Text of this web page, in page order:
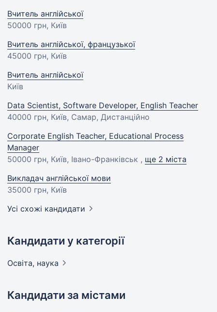
Вчитель англійської
50000 грн, Київ
Вчитель англійської, французької
45000 грн, Київ
Вчитель англійської
Київ
Data Scientist, Software Developer, English Teacher
40000 грн, Київ, Самар, Дистанційно
Corporate English Teacher, Educational Process
Manager
50000 грн, Київ, Івано-Франківськ , ще 2 міста
Викладач англійської мови
35000 грн, Київ
Усі схожі кандидати
Кандидати у категорії
Освіта, наука
Кандидати за містами